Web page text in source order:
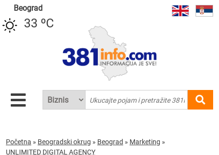
Beograd
33 ºC
Početna » Beogradski okrug » Beograd » Marketing »
UNLIMITED DIGITAL AGENCY